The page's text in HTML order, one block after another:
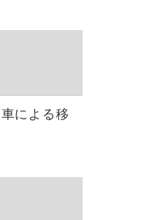
による移